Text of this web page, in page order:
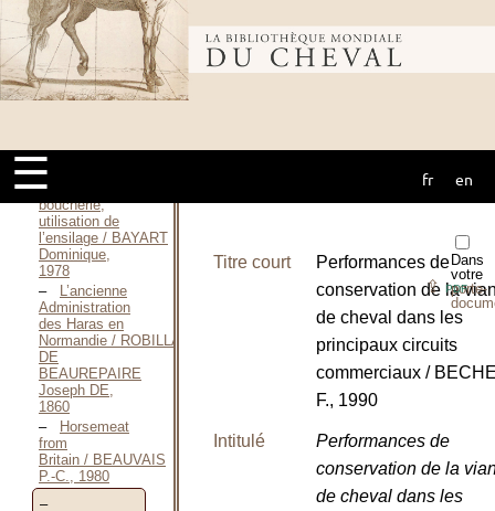
Bibliothèque
mondiale du
cheval
☰ fr en
Français dans le
Sud de la
Manche / BAUMET
Michel, 1985
Les loisirs à
cheval en
L’engraissement
du poulain de
boucherie,
utilisation de
l’ensilage / BAYART
Dominique,
1978
L’ancienne
Administration
des Haras en
Normandie / ROBILLARD
DE
BEAUREPAIRE
Joseph DE,
1860
Horsemeat
from
Britain / BEAUVAIS
P.-C., 1980
Dans
votre
porte-
⇪ PDF
Titre court
Performances de
conservation de la
de cheval dans les
principaux circuits
commerciaux /
F., 1990
Intitulé
Performances de
conservation de la
de cheval dans les